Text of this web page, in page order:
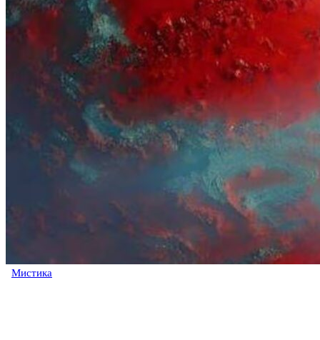
Мистика